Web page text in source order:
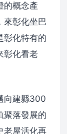
的概念產
來彰化坐巴
彰化特有的
彰化看老
向建縣300
聚落發展的
老屋活化再